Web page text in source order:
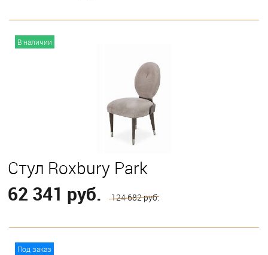
В наличии
Стул Roxbury Park
62 341 руб. 124 682 руб.
Под заказ